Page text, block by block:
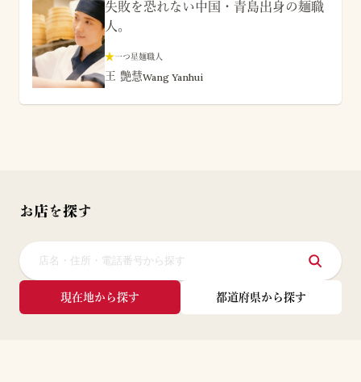
失敗を恐れない中国・青島出身の麺職
人。
★一つ星麺職人
王 艶慧Wang Yanhui
お店を探す
現在地から探す 都道府県から探す